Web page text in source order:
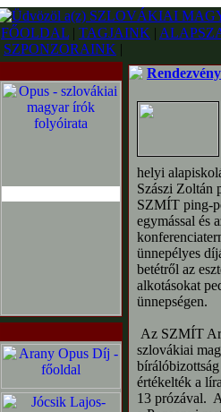
FŐOLDAL | TAGJAINK |
SZPONZORAINK |
helyi
Szászi Zoltán
SZMÍT ping-
egymással és
ünnepélyes
betétről az
alkotásokat
ünnepségen.
Az SZMÍT
szlovákiai
értékelték a
13 prózával.